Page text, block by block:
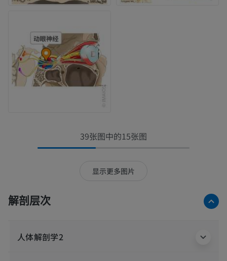
39张图中的15张图
显示更多图片
解剖层次
人体解剖学2